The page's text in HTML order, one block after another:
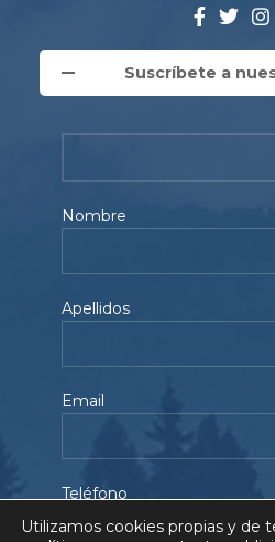
Suscríbete a
Nombre
Apellidos
Email
Teléfono
Utilizamos cookies propias y de